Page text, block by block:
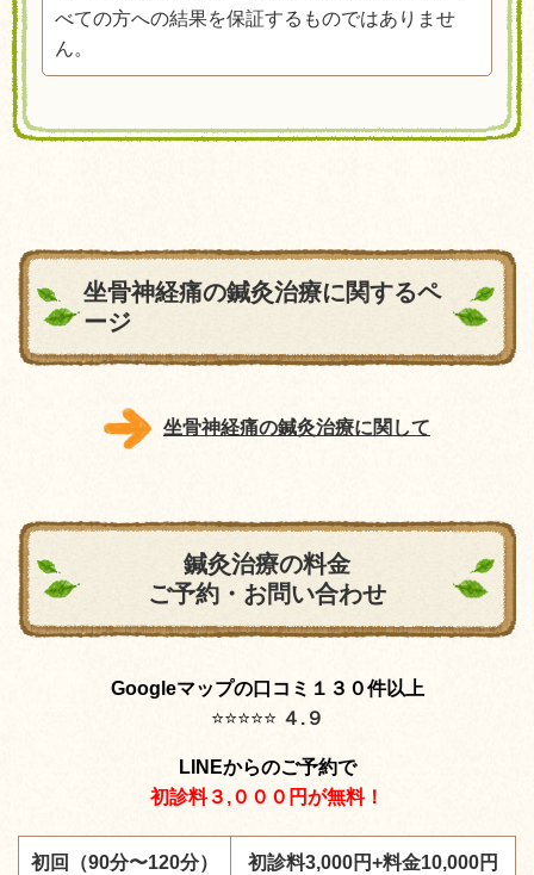
べての方への結果を保証するものではありませ
ん。
坐骨神経痛の鍼灸治療に関するペ
ージ
坐骨神経痛の鍼灸治療に関して
鍼灸治療の料金
ご予約・お問い合わせ
Googleマップの口コミ１３０件以上
⭐️⭐️⭐️⭐️⭐️ ４.９
LINEからのご予約で
初診料３,０００円が無料！
初回（90分〜120分） 初診料3,000円+料金10,000円